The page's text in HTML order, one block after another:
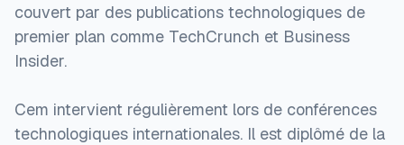
couvert par des publications technologiques de
premier plan comme TechCrunch et Business
Insider.
Cem intervient régulièrement lors de conférences
technologiques internationales. Il est diplômé de la